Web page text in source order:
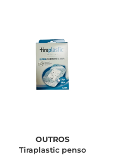
OUTROS
Tiraplastic penso